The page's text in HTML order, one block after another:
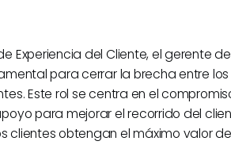
Experiencia del Cliente, el gerente
para cerrar la brecha entre
Este rol se centra en el
para mejorar el recorrido del
clientes obtengan el máximo valor